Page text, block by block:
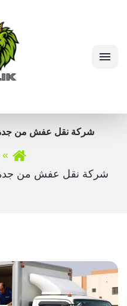
شركة نقل عفش من جدة إلى
شركة نقل عفش من جدة إلى